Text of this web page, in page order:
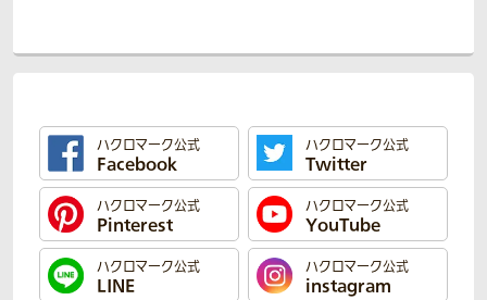
ハクロマーク公式
Facebook
ハクロマーク公式
Twitter
ハクロマーク公式
Pinterest
ハクロマーク公式
YouTube
ハクロマーク公式
LINE
ハクロマーク公式
instagram